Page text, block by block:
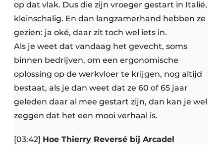
op dat vlak. Dus die zijn vroeger gestart in Italië,
kleinschalig. En dan langzamerhand hebben ze
gezien: ja oké, daar zit toch wel iets in.
Als je weet dat vandaag het gevecht, soms
binnen bedrijven, om een ergonomische
oplossing op de werkvloer te krijgen, nog altijd
bestaat, als je dan weet dat ze 60 of 65 jaar
geleden daar al mee gestart zijn, dan kan je wel
zeggen dat het een mooi verhaal is.
[03:42] Hoe Thierry Reversé bij Arcadel